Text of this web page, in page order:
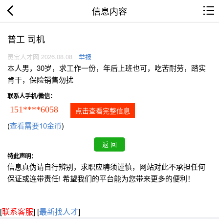
信息内容
普工 司机
灵宝人才网 2026.08.08 举报
本人男，30岁，求工作一份，年后上班也可，吃苦耐劳，踏实
肯干，保险销售勿扰
联系人手机/微信：
151****6058 点击查看完整信息
(查看需要10金币)
特此声明：
信息真伪请自行辨别，求职应聘须谨慎，网站对此不承担任何
保证或连带责任! 希望我们的平台能为您带来更多的便利！
[联系客服] [最新找人才]